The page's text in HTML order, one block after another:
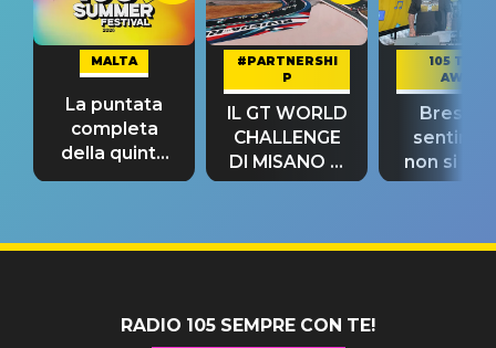
MALTA
La puntata
completa
della quinta
tappa
#PARTNERSHI
P
IL GT WORLD
CHALLENGE
DI MISANO si
riconferma
105 TAKE
AWAY
Bresh:
non si
fino alla
RADIO 105 SEMPRE CON TE!